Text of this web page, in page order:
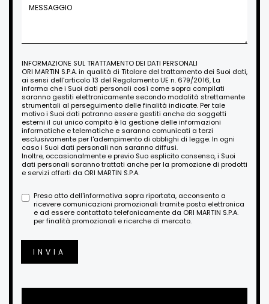
INFORMAZIONE SUL TRATTAMENTO DEI DATI PERSONALI
ORI MARTIN S.P.A. in qualità di Titolare del trattamento dei Suoi dati,
ai sensi dell'articolo 13 del Regolamento UE n. 679/2016, La
informa che i Suoi dati personali così come sopra compilati
saranno gestiti elettronicamente secondo modalità strettamente
strumentali al perseguimento delle finalità indicate. Per tale
motivo i Suoi dati potranno essere gestiti anche da soggetti
esterni il cui unico compito è la gestione delle informazioni
informatiche e telematiche e saranno comunicati a terzi
esclusivamente per l'adempimento di obblighi di legge. In ogni
caso i Suoi dati personali non saranno diffusi.
Inoltre, occasionalmente e previo Suo esplicito consenso, i Suoi
dati personali saranno trattati anche per la promozione di prodotti
e servizi offerti da ORI MARTIN S.P.A.
Preso atto dell'informativa sopra riportata, acconsento a
ricevere comunicazioni promozionali tramite posta elettronica
e ad essere contattato telefonicamente da ORI MARTIN S.P.A.
per finalità promozionali e ricerche di mercato.
INVIA